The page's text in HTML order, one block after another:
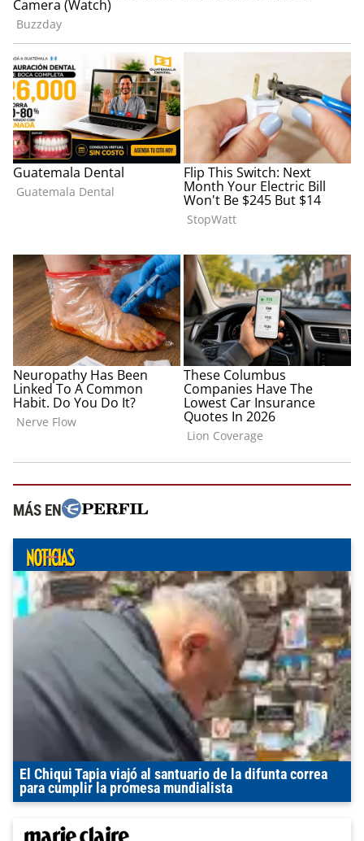
MÁS EN
El Chiqui Tapia viajó al santuario de la difunta correa
para cumplir la promesa mundialista